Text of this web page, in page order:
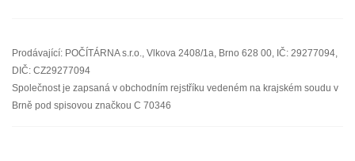
Prodávající: POČÍTÁRNA s.r.o., Vlkova 2408/1a, Brno 628 00, IČ: 29277094,
DIČ: CZ29277094
Společnost je zapsaná v obchodním rejstříku vedeném na krajském soudu v
Brně pod spisovou značkou C 70346